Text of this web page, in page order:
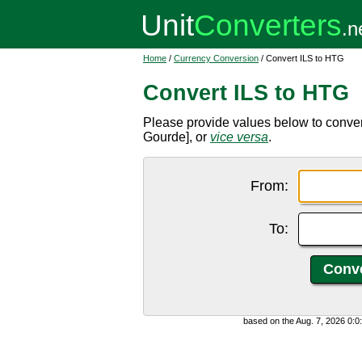
Home / Currency Conversion / Convert ILS to HTG
Convert ILS to HTG
Please provide values below to
Gourde], or vice versa.
From:
To:
based on the Aug. 7, 2026